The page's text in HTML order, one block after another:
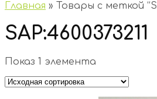
Главная » Товары с меткой
SAP:4600373211
Показ 1 элемента